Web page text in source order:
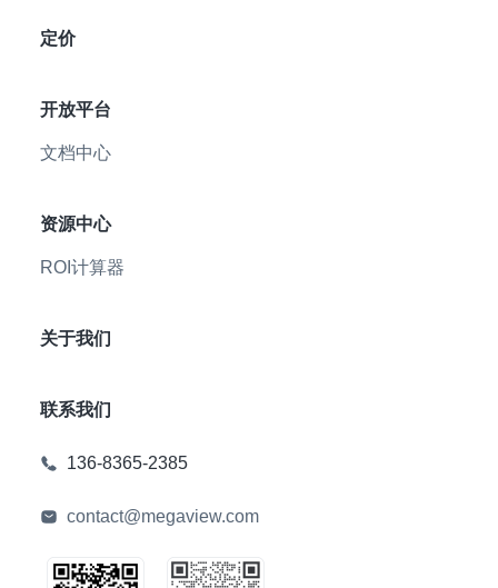
定价
开放平台
文档中心
资源中心
ROI计算器
关于我们
联系我们
136-8365-2385
contact@megaview.com